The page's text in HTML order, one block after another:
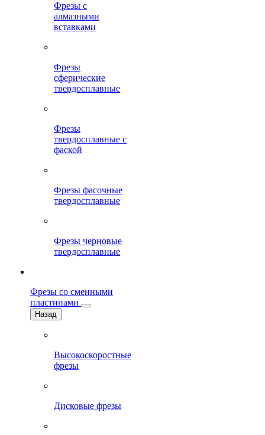
Фрезы с
алмазными
вставками
Фрезы
сферические
твердосплавные
Фрезы
твердосплавные с
фаской
Фрезы фасочные
твердосплавные
Фрезы черновые
твердосплавные
Фрезы со сменными
пластинами
Назад
Высокоскоростные
фрезы
Дисковые фрезы